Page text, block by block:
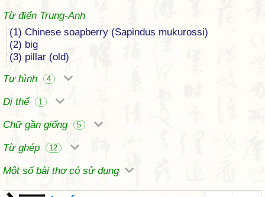
Từ điển Trung-Anh
(1) Chinese soapberry (Sapindus mukurossi)
(2) big
(3) pillar (old)
Tự hình
4
Dị thể 1
Chữ gần giống 5
Từ ghép 12
Một số bài thơ có sử dụng